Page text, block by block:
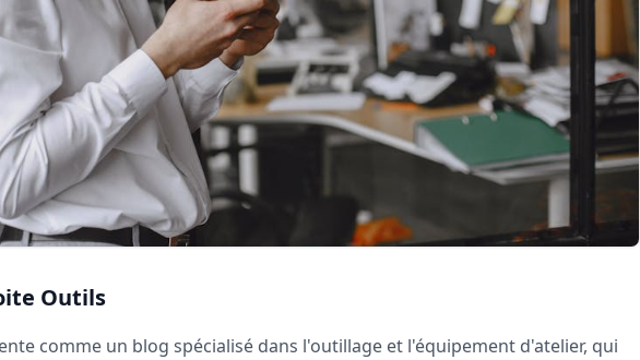
Outils
comme un blog spécialisé dans l'outillage et l'équipement d'atelier, qui